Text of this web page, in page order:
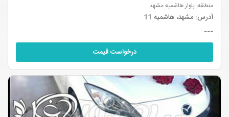
منطقه: بلوار هاشمیه مشهد
آدرس:مشهد، هاشمیه 11
---
درخواست قیمت